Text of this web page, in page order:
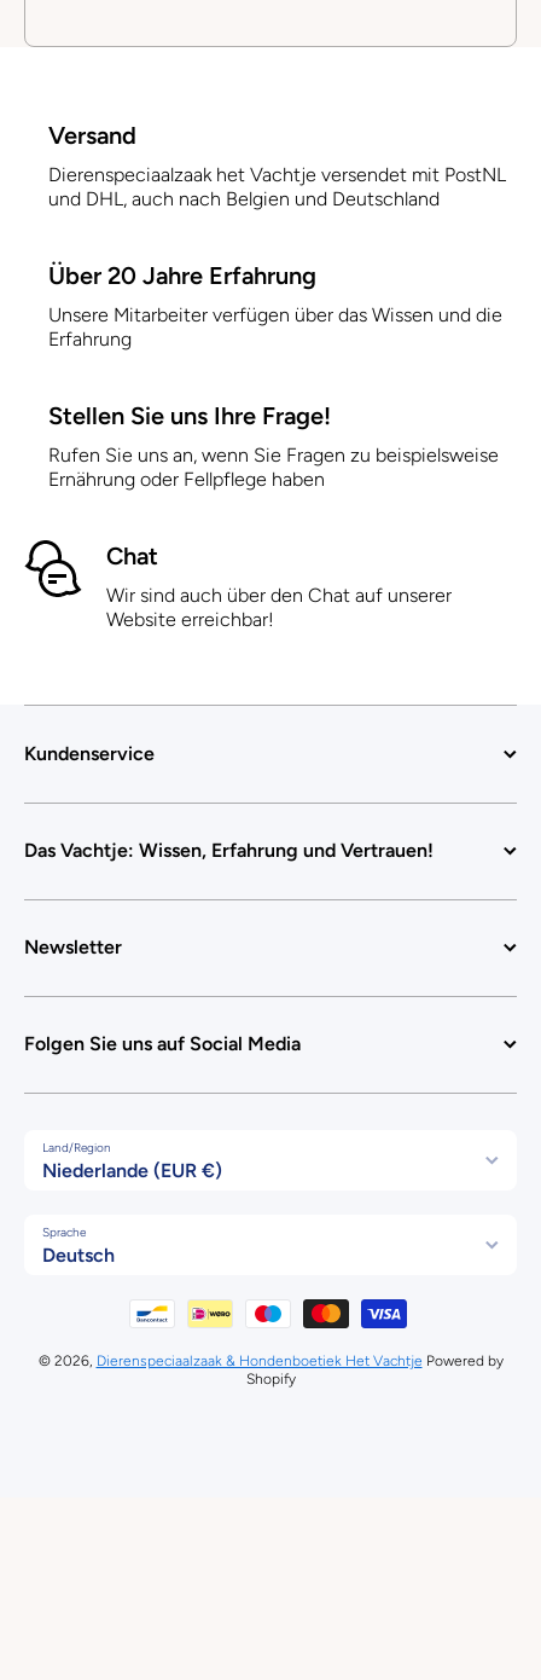
Versand
Dierenspeciaalzaak het Vachtje versendet mit PostNL
und DHL, auch nach Belgien und Deutschland
Über 20 Jahre Erfahrung
Unsere Mitarbeiter verfügen über das Wissen und die
Erfahrung
Stellen Sie uns Ihre Frage!
Rufen Sie uns an, wenn Sie Fragen zu beispielsweise
Ernährung oder Fellpflege haben
Chat
Wir sind auch über den Chat auf unserer
Website erreichbar!
Kundenservice
Das Vachtje: Wissen, Erfahrung und Vertrauen!
Newsletter
Folgen Sie uns auf Social Media
Land/Region
Niederlande (EUR €)
Sprache
Deutsch
Zahlungsmethoden
© 2026, Dierenspeciaalzaak & Hondenboetiek Het Vachtje Powered by
Shopify